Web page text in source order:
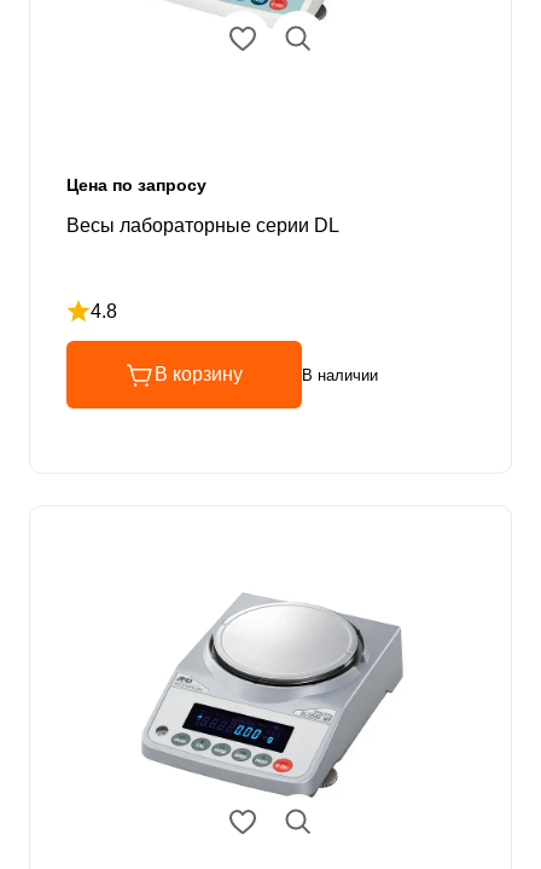
Цена по запросу
Весы лабораторные cерии DL
4.8
Рейтинг 4.8 из 5
В корзину В наличии